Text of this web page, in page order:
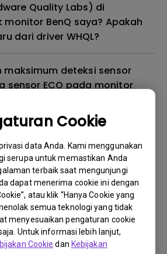
Cookie
data Anda. Kami menggunakan
serupa untuk memastikan Anda
terbaik saat mengunjungi
dapat menerima cookie ini dengan
atau klik “Hanya Cookie yang
semua teknologi yang tidak
menyesuaikan pengaturan cookie
Untuk informasi lebih lanjut,
Cookie dan Kebijakan
Quality Labs) di
monitor BenQ saya? Apakah
dari driver WHQL?
maksimum deteksi sensor
sensor ECO pada monitor
saya berkedip-kedip?
BenQ saya tidak dapat
benar melalui kabel
lampu latar atau